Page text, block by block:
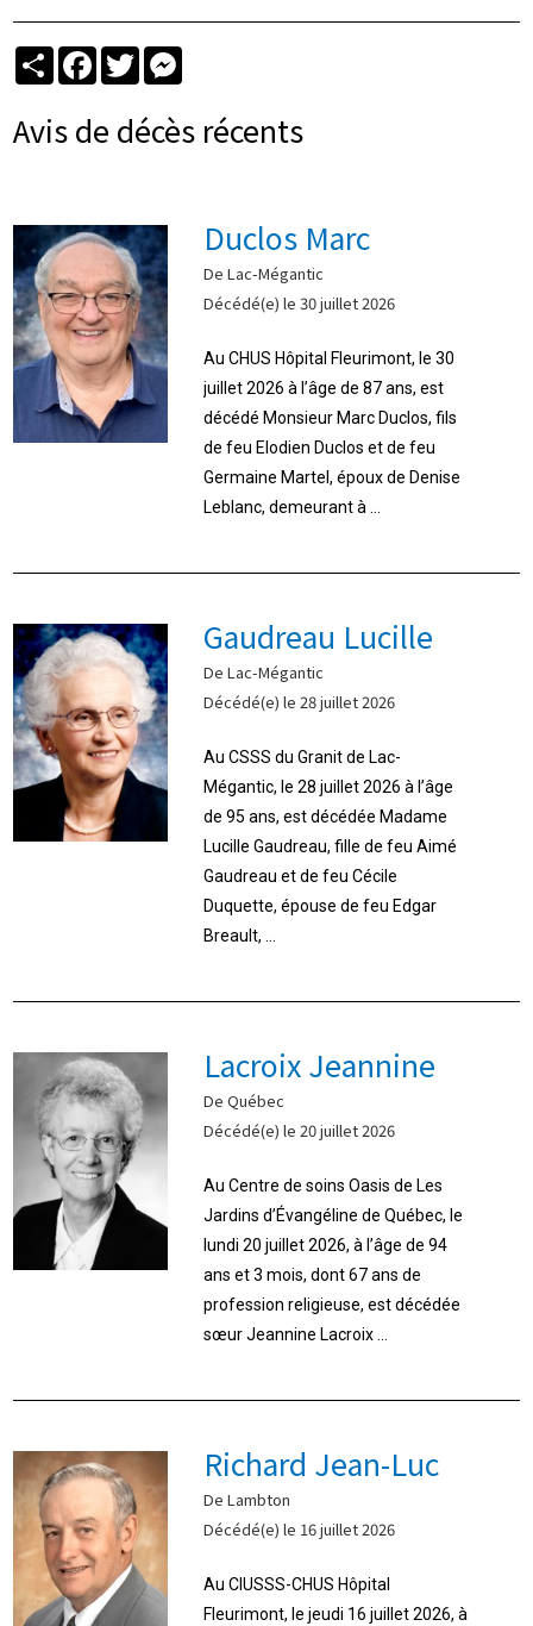
PartagerFacebook
Twitter
Avis de décès récents
Duclos Marc
De Lac-Mégantic
Décédé(e) le 30 juillet 2026
Au CHUS Hôpital Fleurimont, le 30
juillet 2026 à l’âge de 87 ans, est
décédé Monsieur Marc Duclos, fils
de feu Elodien Duclos et de feu
Germaine Martel, époux de Denise
Leblanc, demeurant à ...
Gaudreau Lucille
De Lac-Mégantic
Décédé(e) le 28 juillet 2026
Au CSSS du Granit de Lac-
Mégantic, le 28 juillet 2026 à l’âge
de 95 ans, est décédée Madame
Lucille Gaudreau, fille de feu Aimé
Gaudreau et de feu Cécile
Duquette, épouse de feu Edgar
Breault, ...
Lacroix Jeannine
De Québec
Décédé(e) le 20 juillet 2026
Au Centre de soins Oasis de Les
Jardins d’Évangéline de Québec, le
lundi 20 juillet 2026, à l’âge de 94
ans et 3 mois, dont 67 ans de
profession religieuse, est décédée
sœur Jeannine Lacroix ...
Richard Jean-Luc
De Lambton
Décédé(e) le 16 juillet 2026
Au CIUSSS-CHUS Hôpital
Fleurimont, le jeudi 16 juillet 2026, à